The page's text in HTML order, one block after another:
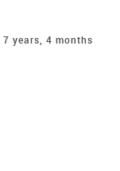
7 years, 4 months